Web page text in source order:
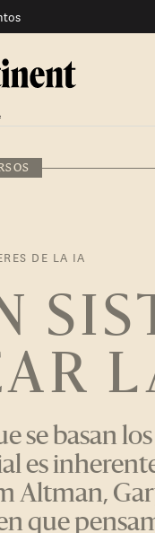
DE LA IA
se basan
es
Altman,
que